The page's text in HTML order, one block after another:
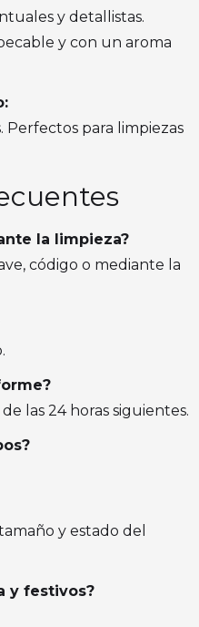
y detallistas.
y con un aroma
Perfectos para limpiezas
la limpieza?
código o mediante la
las 24 horas siguientes.
y estado del
y festivos?